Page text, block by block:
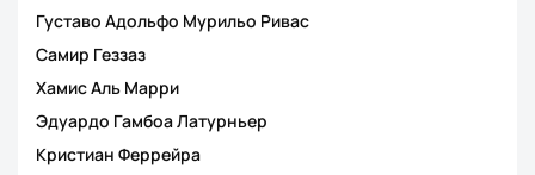
Густаво Адольфо Мурильо Ривас
Самир Геззаз
Хамис Аль Марри
Эдуардо Гамбоа Латурньер
Кристиан Феррейра